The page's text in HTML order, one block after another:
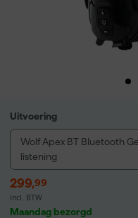
Uitvoering
Wolf Apex BT Bluetooth
listening
299,99
incl. BTW
Maandag bezorgd